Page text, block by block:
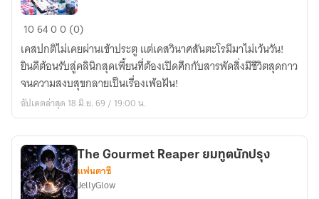
บอก
ครั้ง
แล้ว
ว่า
นี่
คลินิก
สัตว์!
106400 (0)
เคสปกติไม่เคยผ่านเข้าประตู แต่เคสวินาศสันตะโรมีมาไม่เว้นวัน!
ยินดีต้อนรับสู่คลินิกสุดเพี้ยนที่ต้องเปิดศึกกับสารพัดสิ่งมีชีวิตสุดกาว
จนความสงบสุขกลายเป็นเรื่องเพ้อฝัน!
อัปเดตล่าสุด 18 มิ.ย. 69 / 19:00 น.
The Gourmet Reaper ยมทูตนักปรุง
แฟนตาซี
JellyGlow